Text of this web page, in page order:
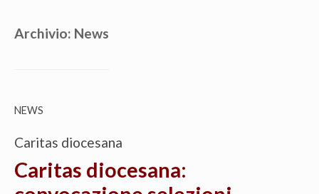
Archivio: News
NEWS
Caritas diocesana
Caritas diocesana: